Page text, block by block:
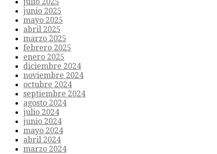
junio 2025
mayo 2025
abril 2025
marzo 2025
febrero 2025
enero 2025
diciembre 2024
noviembre 2024
octubre 2024
septiembre 2024
agosto 2024
julio 2024
junio 2024
mayo 2024
abril 2024
marzo 2024